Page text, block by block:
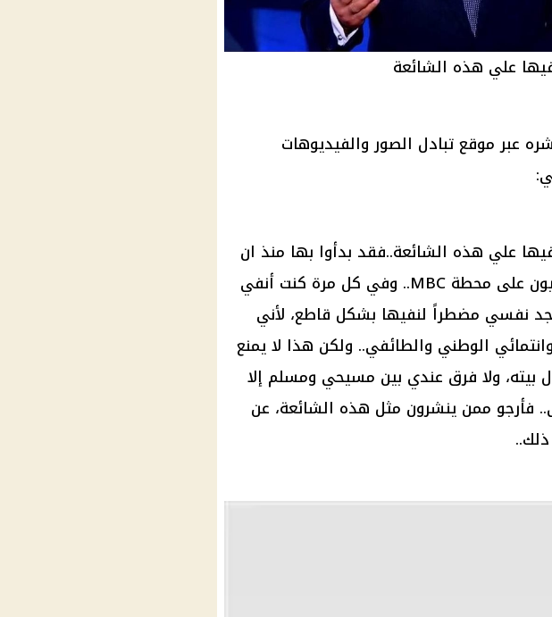
علي هذه الشائعة
عبر موقع تبادل الصور والفيديوهات
علي هذه الشائعة..فقد بدأوا بها منذ ان
بدأت بتقديم برنامج من سيربح المليون على محطة MBC.. وفي كل مرة كنت أنفي
نفسي مضطراً لنفيها بشكل قاطع، لأني
الوطني والطائفي.. ولكن هذا لا يمنع
بيته، ولا فرق عندي بين مسيحي ومسلم إلا
فأرجو ممن ينشرون مثل هذه الشائعة، عن